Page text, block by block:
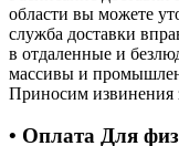
области вы можете
служба доставки
в отдаленные и
массивы и
Приносим извинения
• Оплата Для